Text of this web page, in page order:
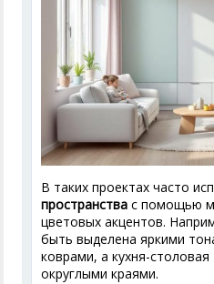
В таких проектах часто
пространства с помощью
цветовых акцентов.
быть выделена яркими
коврами, а кухня-
округлыми краями.